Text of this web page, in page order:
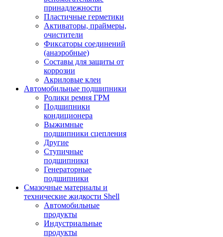
принадлежности
Пластичные герметики
Активаторы, праймеры,
очистители
Фиксаторы соединений
(анаэробные)
Составы для защиты от
коррозии
Акриловые клеи
Автомобильные подшипники
Ролики ремня ГРМ
Подшипники
кондиционера
Выжимные
подшипники сцепления
Другие
Ступичные
подшипники
Генераторные
подшипники
Смазочные материалы и
технические жидкости Shell
Автомобильные
продукты
Индустриальные
продукты